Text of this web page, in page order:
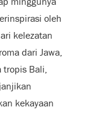
oleh
kelezatan
dari Jawa,
tropis Bali,
kekayaan